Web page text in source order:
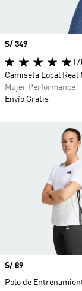
Precio
S/ 89
Polo de
Precio
S/ 349
(7)
Camiseta Local Real
Mujer Performance
Envío Gratis